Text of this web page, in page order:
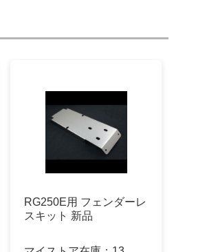
RG250E用 フェンダーレ
スキット 新品